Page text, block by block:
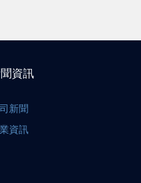
資訊
新聞
資訊